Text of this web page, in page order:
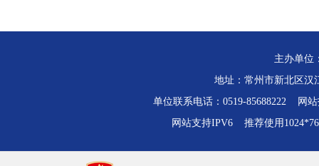
主办单位
地址：常州市新北区
单位联系电话：0519-85688222 网站
网站支持IPV6 推荐使用